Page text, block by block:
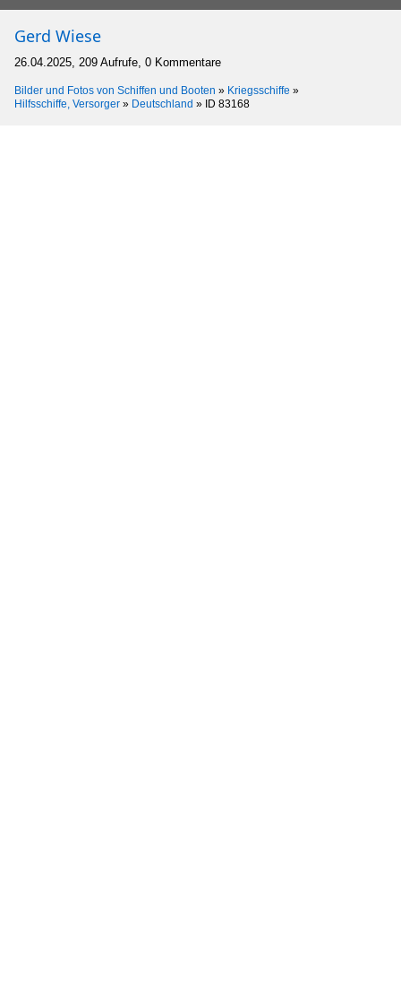
Gerd Wiese
26.04.2025, 209 Aufrufe, 0 Kommentare
Bilder und Fotos von Schiffen und Booten » Kriegsschiffe »
Hilfsschiffe, Versorger » Deutschland » ID 83168